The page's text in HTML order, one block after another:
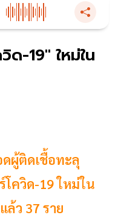
ด-19" ใหม่ใน
ผู้ติดเชื้อทะลุ
ควิด-19 ใหม่ใน
ว 37 ราย